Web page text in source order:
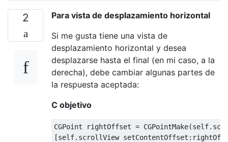
2
Para vista de desplazamiento horizontal
Si me gusta tiene una vista de
desplazamiento horizontal y desea
desplazarse hasta el final (en mi caso, a la
derecha), debe cambiar algunas partes de
la respuesta aceptada:
C objetivo
CGPoint rightOffset = CGPointMake(self.
[self. scrollView setContentOffset :